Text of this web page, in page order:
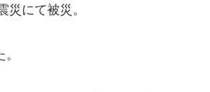
にて被災。
。